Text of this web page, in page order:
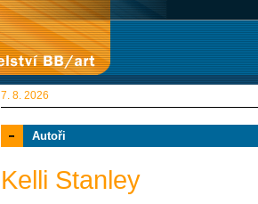
7. 8. 2026
Autoři
Kelli Stanley